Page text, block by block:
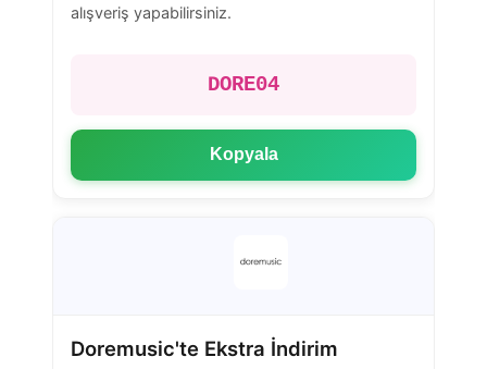
alışveriş yapabilirsiniz.
DORE04
Kopyala
Doremusic'te Ekstra İndirim